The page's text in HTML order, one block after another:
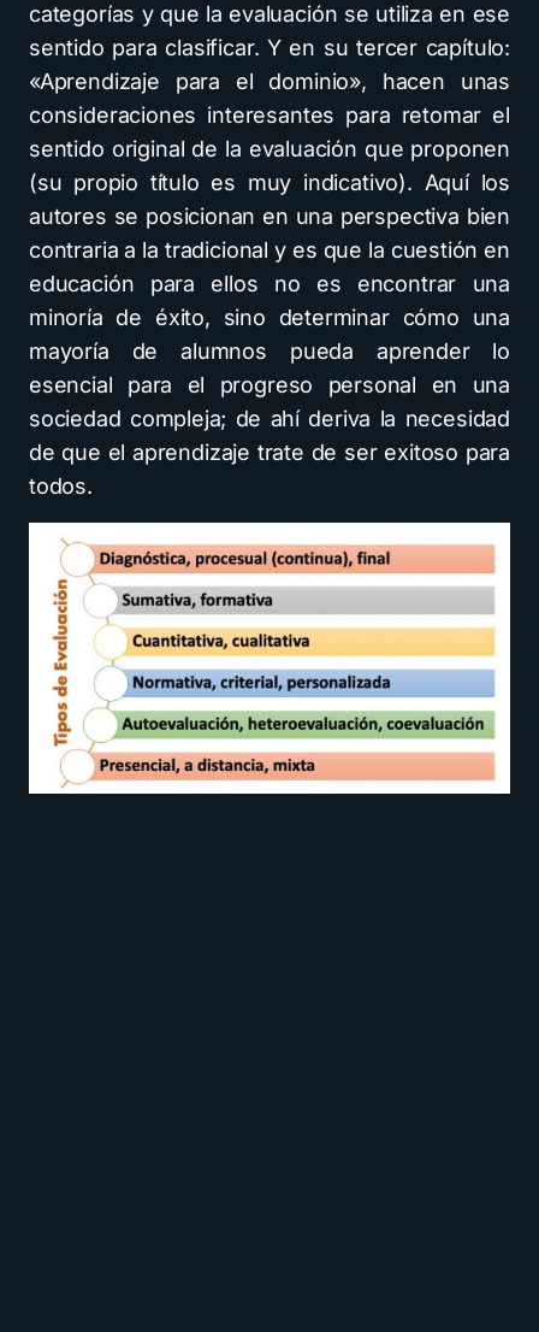
categorías y que la evaluación se utiliza en ese
sentido para clasificar. Y en su tercer capítulo:
«Aprendizaje para el dominio», hacen unas
consideraciones interesantes para retomar el
sentido original de la evaluación que proponen
(su propio título es muy indicativo). Aquí los
autores se posicionan en una perspectiva bien
contraria a la tradicional y es que la cuestión en
educación para ellos no es encontrar una
minoría de éxito, sino determinar cómo una
mayoría de alumnos pueda aprender lo
esencial para el progreso personal en una
sociedad compleja; de ahí deriva la necesidad
de que el aprendizaje trate de ser exitoso para
todos.